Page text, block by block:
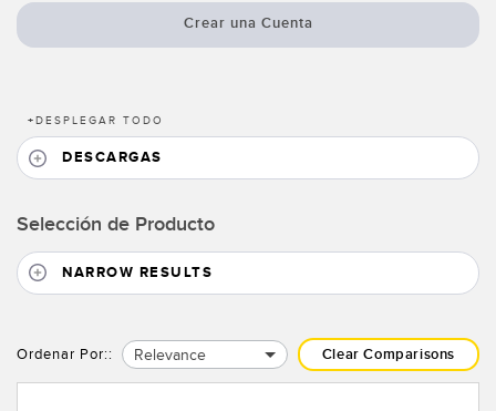
Sensor de Vibración
ACCESORIOS
Set de Cables
SOFTWARE
Crear una Cuenta
+DESPLEGAR TODO
DESCARGAS
Selección de Producto
NARROW RESULTS
Ordenar Por:: Relevance Clear Comparisons